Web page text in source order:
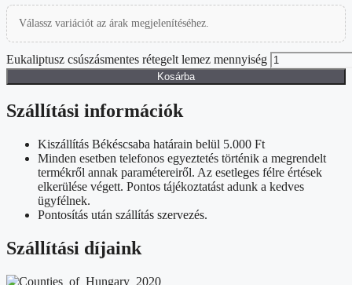
Válassz variációt az árak megjelenítéséhez.
Eukaliptusz csúszásmentes rétegelt lemez mennyiség
Kosárba
Szállítási információk
Kiszállítás Békéscsaba határain belül 5.000 Ft
Minden esetben telefonos egyeztetés történik a megrendelt
termékről annak paramétereiről. Az esetleges félre értések
elkerülése végett. Pontos tájékoztatást adunk a kedves
ügyfélnek.
Pontosítás után szállítás szervezés.
Szállítási díjaink